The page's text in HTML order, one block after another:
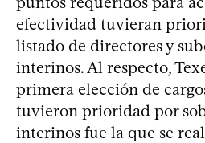
efectividad tuvieran
listado de directores y
interinos. Al respecto,
primera elección de
tuvieron prioridad por
interinos fue la que se